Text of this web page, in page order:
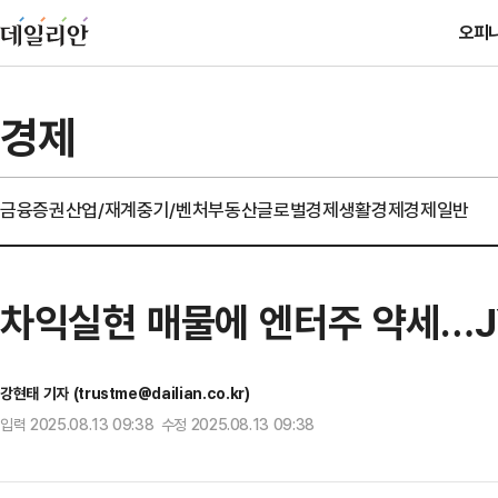
오피
경제
금융증권산업/재계중기/벤처부동산글로벌경제생활경제경제일반
차익실현 매물에 엔터주 약
강현태 기자 (trustme@dailian.co.kr)
입력 2025.08.13 09:38 수정 2025.08.13 09:38